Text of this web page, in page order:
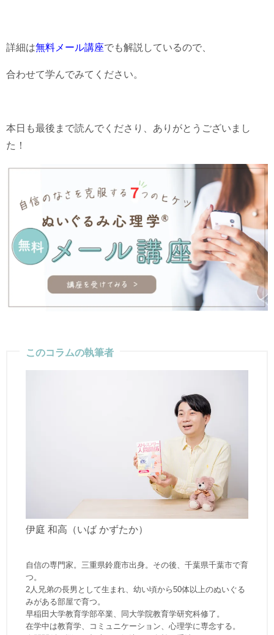
詳細は無料メール講座でも解説しているので、
合わせて学んでみてください。
本日も最後まで読んでくださり、ありがとうございまし
た！
このコラムの執筆者
伊庭 和高（いば かずたか）
自信の専門家。三重県鈴鹿市出身。その後、千葉県千葉市で育
つ。
2人兄弟の長男として生まれ、幼い頃から50体以上のぬいぐる
みがある部屋で育つ。
早稲田大学教育学部卒業、同大学院教育学研究科修了。
在学中は教育学、コミュニケーション、心理学に専念する。